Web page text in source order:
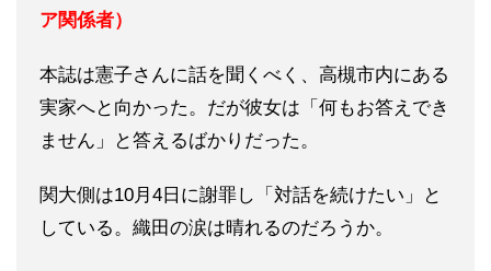
ア関係者）
本誌は憲子さんに話を聞くべく、高槻市内にある
実家へと向かった。だが彼女は「何もお答えでき
ません」と答えるばかりだった。
関大側は10月4日に謝罪し「対話を続けたい」と
している。織田の涙は晴れるのだろうか。